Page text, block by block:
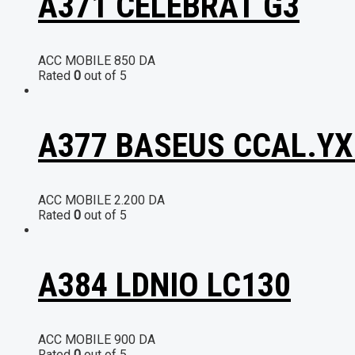
ACC MOBILE 850 DA
Rated 0 out of 5
A377 BASEUS
ACC MOBILE 2.200 DA
Rated 0 out of 5
A384 LDNIO LC130
ACC MOBILE 900 DA